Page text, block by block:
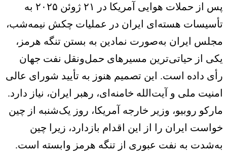
پس از حملات هوایی آمریکا در ۲۱ ژوئن ۲۰۲۵ به
هسته‌ای ایران در عملیات چکش نیمه‌شب،
ایران به‌صورت نمادین به بستن تنگه هرمز،
از حیاتی‌ترین مسیرهای حمل‌ونقل نفت جهان
داده است. این تصمیم هنوز به تأیید شورای عالی
ملی و آیت‌الله خامنه‌ای، رهبر ایران، نیاز دارد.
روبیو، وزیر خارجه آمریکا، روز یک‌شنبه از چین
ایران را از این اقدام بازدارد، زیرا چین
به نفت عبوری از تنگه هرمز وابسته است.